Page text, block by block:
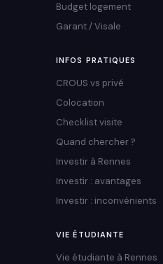
Budget logement
Garant / Visale
INFOS PRATIQUES
CROUS vs privé
Colocation
Checklist visite
Quand chercher ?
Investir à Rennes
Investir : avantages
Investir : inconvénients
VIE ÉTUDIANTE
Vie étudiante à Rennes